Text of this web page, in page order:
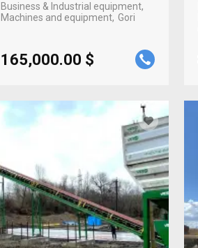
Business & Industrial equipment,
Machines and equipment Gori
165,000.00 $